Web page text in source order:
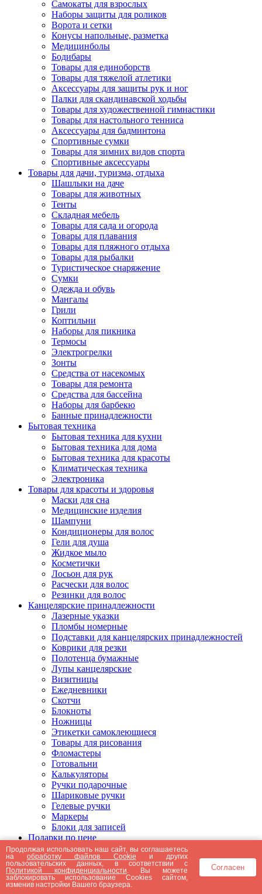
Самокаты для взрослых
Наборы защиты для роликов
Ворота и сетки
Конусы напольные, разметка
Медицинболы
Бодибары
Товары для единоборств
Товары для тяжелой атлетики
Аксессуары для защиты рук и ног
Палки для скандинавской ходьбы
Товары для художественной гимнастики
Товары для настольного тенниса
Аксессуары для бадминтона
Спортивные сумки
Товары для зимних видов спорта
Спортивные аксессуары
Товары для дачи, туризма, отдыха
Шашлыки на даче
Товары для животных
Тенты
Складная мебель
Товары для сада и огорода
Товары для плавания
Товары для пляжного отдыха
Товары для рыбалки
Туристическое снаряжение
Сумки
Одежда и обувь
Мангалы
Грили
Коптильни
Наборы для пикника
Термосы
Электрогрелки
Зонты
Средства от насекомых
Товары для ремонта
Средства для бассейна
Наборы для барбекю
Банные принадлежности
Бытовая техника
Бытовая техника для кухни
Бытовая техника для дома
Бытовая техника для красоты
Климатическая техника
Электроника
Товары для красоты и здоровья
Маски для сна
Медицинские изделия
Шампуни
Кондиционеры для волос
Гели для душа
Жидкое мыло
Косметички
Лосьон для рук
Расчески для волос
Резинки для волос
Канцелярские принадлежности
Лазерные указки
Пломбы номерные
Подставки для канцелярских принадлежностей
Коврики для резки
Полотенца бумажные
Лупы канцелярские
Визитницы
Ежедневники
Скотчи
Блокноты
Ножницы
Этикетки самоклеющиеся
Товары для рисования
Фломастеры
Готовальни
Калькуляторы
Ручки подарочные
Шариковые ручки
Гелевые ручки
Маркеры
Блоки для записей
Подарки по цене
Подарки от 5000 рублей
Подарки до 5000 рублей
Подарки до 3000 рублей
Подарки до 2000 рублей
Подарки до 1000 рублей
Продолжая использовать наш сайт, вы соглашаетесь
наобработку файлов Cookie и других
пользовательских данных, в соответствии с
Политикой конфиденциальности . Вы можете
заблокировать использование Cookies сайтом,
изменив настройки Вашего браузера.
Согласен